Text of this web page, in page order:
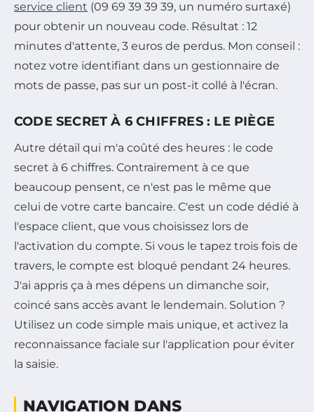
service client (09 69 39 39 39, un numéro surtaxé)
pour obtenir un nouveau code. Résultat : 12
minutes d'attente, 3 euros de perdus. Mon conseil :
notez votre identifiant dans un gestionnaire de
mots de passe, pas sur un post-it collé à l'écran.
CODE SECRET À 6 CHIFFRES : LE PIÈGE
Autre détail qui m'a coûté des heures : le code
secret à 6 chiffres. Contrairement à ce que
beaucoup pensent, ce n'est pas le même que
celui de votre carte bancaire. C'est un code dédié à
l'espace client, que vous choisissez lors de
l'activation du compte. Si vous le tapez trois fois de
travers, le compte est bloqué pendant 24 heures.
J'ai appris ça à mes dépens un dimanche soir,
coincé sans accès avant le lendemain. Solution ?
Utilisez un code simple mais unique, et activez la
reconnaissance faciale sur l'application pour éviter
la saisie.
NAVIGATION DANS